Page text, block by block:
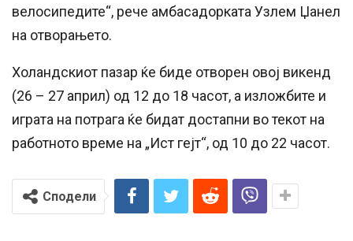
велосипедите“, рече амбасадорката Узлем Џанел
на отворањето.
Холандскиот пазар ќе биде отворен овој викенд
(26 – 27 април) од 12 до 18 часот, а изложбите и
играта на потрага ќе бидат достапни во текот на
работното време на „Ист гејт“, од 10 до 22 часот.
Сподели